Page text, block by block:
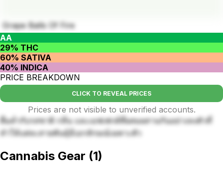
Grape Balls Of Fire
AA
29% THC
60% SATIVA
40% INDICA
PRICE BREAKDOWN
CLICK TO REVEAL PRICES
Prices are not visible to unverified accounts.
ดื่มด่ำกับรสชาติ กลิ่น และเอฟเฟกต์ที่ผสมผสานกันอย่างลงตัวที่
ทำให้แต่ละสายพันธุ์มีเอกลักษณ์เฉพาะตัว
Cannabis Gear (1)